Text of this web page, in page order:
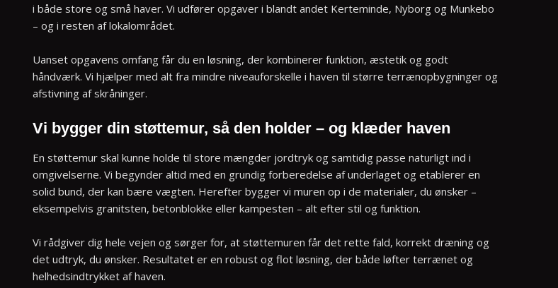
i både store og små haver. Vi udfører opgaver i blandt andet Kerteminde, Nyborg og Munkebo
– og i resten af lokalområdet.
Uanset opgavens omfang får du en løsning, der kombinerer funktion, æstetik og godt
håndværk. Vi hjælper med alt fra mindre niveauforskelle i haven til større terrænopbygninger og
afstivning af skråninger.
Vi bygger din støttemur, så den holder – og klæder haven
En støttemur skal kunne holde til store mængder jordtryk og samtidig passe naturligt ind i
omgivelserne. Vi begynder altid med en grundig forberedelse af underlaget og etablerer en
solid bund, der kan bære vægten. Herefter bygger vi muren op i de materialer, du ønsker –
eksempelvis granitsten, betonblokke eller kampesten – alt efter stil og funktion.
Vi rådgiver dig hele vejen og sørger for, at støttemuren får det rette fald, korrekt dræning og
det udtryk, du ønsker. Resultatet er en robust og flot løsning, der både løfter terrænet og
helhedsindtrykket af haven.